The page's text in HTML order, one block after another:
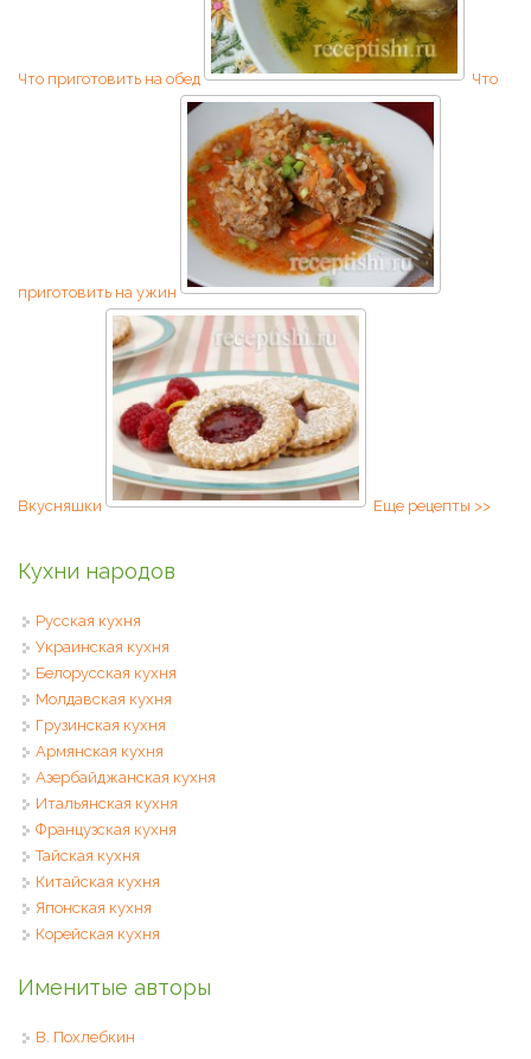
Что приготовить на обед Что
приготовить на ужин
Вкусняшки Еще рецепты >>
Кухни народов
Русская кухня
Украинская кухня
Белорусская кухня
Молдавская кухня
Грузинская кухня
Армянская кухня
Азербайджанская кухня
Итальянская кухня
Французская кухня
Тайская кухня
Китайская кухня
Японская кухня
Корейская кухня
Именитые авторы
В. Похлебкин